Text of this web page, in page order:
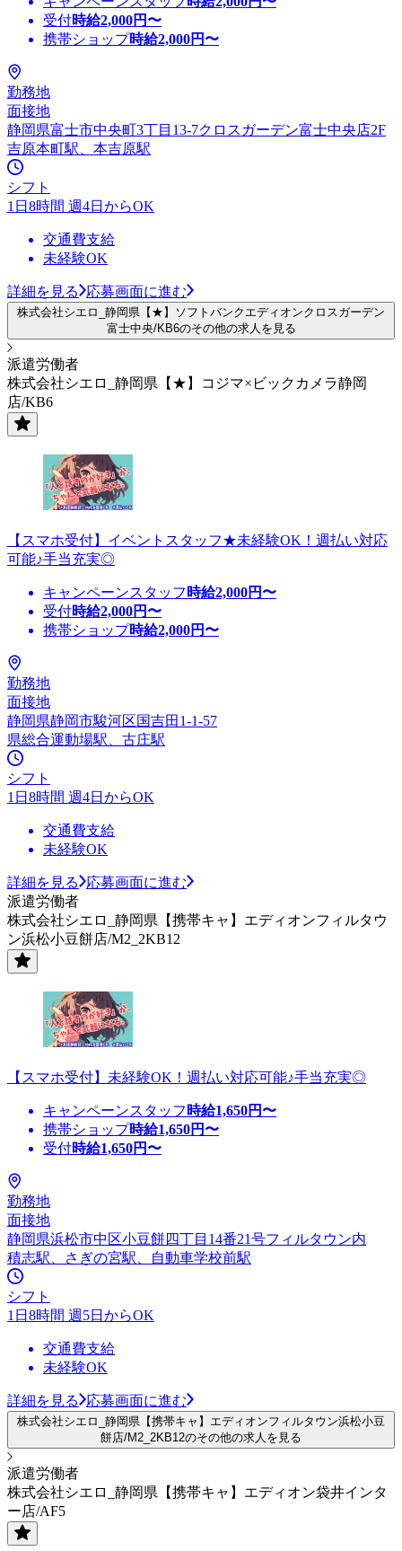
受付時給2,000円〜
携帯ショップ時給2,000円〜
勤務地
面接地
静岡県富士市中央町3丁目13-7クロスガーデン富士中央店2F
吉原本町駅、本吉原駅
シフト
1日8時間 週4日からOK
交通費支給
未経験OK
詳細を見る 応募画面に進む
株式会社シエロ_静岡県【★】ソフトバンクエディオンクロスガーデン
富士中央/KB6のその他の求人を見る
派遣労働者
株式会社シエロ_静岡県【★】コジマ×ビックカメラ静岡
店/KB6
【スマホ受付】イベントスタッフ★未経験OK！週払い対応
可能♪手当充実◎
キャンペーンスタッフ 時給2,000円〜
受付時給2,000円〜
携帯ショップ時給2,000円〜
勤務地
面接地
静岡県静岡市駿河区国吉田1-1-57
県総合運動場駅、古庄駅
シフト
1日8時間 週4日からOK
交通費支給
未経験OK
詳細を見る
応募画面に進む
派遣労働者
株式会社シエロ_静岡県【携帯キャ】エディオンフィルタウ
ン浜松小豆餅店/M2_2KB12
【スマホ受付】未経験OK！週払い対応可能♪手当充実◎
キャンペーンスタッフ 時給1,650円〜
携帯ショップ時給1,650円〜
受付時給1,650円〜
勤務地
面接地
静岡県浜松市中区小豆餅四丁目14番21号フィルタウン内
積志駅、さぎの宮駅、自動車学校前駅
シフト
1日8時間 週5日からOK
交通費支給
未経験OK
詳細を見る 応募画面に進む
株式会社シエロ_静岡県【携帯キャ】エディオンフィルタウン浜松小豆
餅店/M2_2KB12のその他の求人を見る
派遣労働者
株式会社シエロ_静岡県【携帯キャ】エディオン袋井インタ
ー店/AF5